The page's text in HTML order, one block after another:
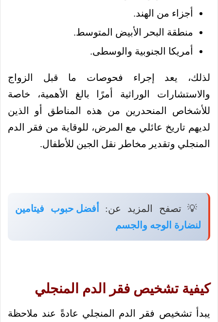
أجزاء من الهند.
منطقة البحر الأبيض المتوسط.
أمريكا الجنوبية والوسطى.
لذلك، يعد إجراء فحوصات ما قبل الزواج
والاستشارات الوراثية أمرًا بالغ الأهمية، خاصة
للأشخاص المنحدرين من هذه المناطق أو الذين
لديهم تاريخ عائلي مع المرض، للوقاية من فقر الدم
المنجلي وتقدير مخاطر نقل الجين للأطفال.
💡 تصفح المزيد عن:
أفضل حبوب فيتامين
لنضارة الوجه والجسم
كيفية تشخيص فقر الدم المنجلي
يبدأ تشخيص فقر الدم المنجلي عادةً عند ملاحظة